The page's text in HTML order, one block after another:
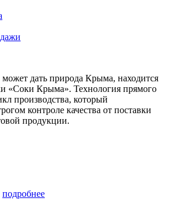
дать природа Крыма, находится
«Соки Крыма». Технология прямого
производства, который
контроле качества от поставки
продукции.
подробнее